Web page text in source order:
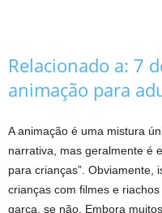
Relacionado a: 7
animação para
A animação é uma mistura
narrativa, mas geralmente é
para crianças”. Obviamente,
crianças com filmes e
garça, se não. Embora